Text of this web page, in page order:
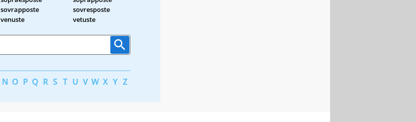
sovrapposte
sovresposte
venuste vetuste
N O P Q R S T U V W X Y Z